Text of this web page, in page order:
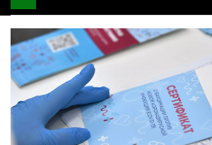
района
navigation